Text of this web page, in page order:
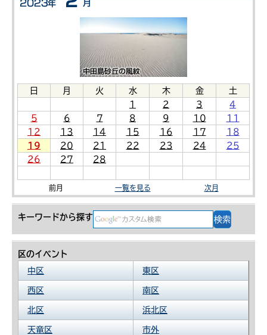
日 月 火 水 木 金
土
1
2 3
4
5
6 7 8 9 10
11
12
13 14 15 16 17
18
19
20 21 22 23 24
25
26
27 28
前月 一覧を見る 次月
キーワードから探す
区のイベント
中区
東区
西区 南区
北区 浜北区
天竜区 市外